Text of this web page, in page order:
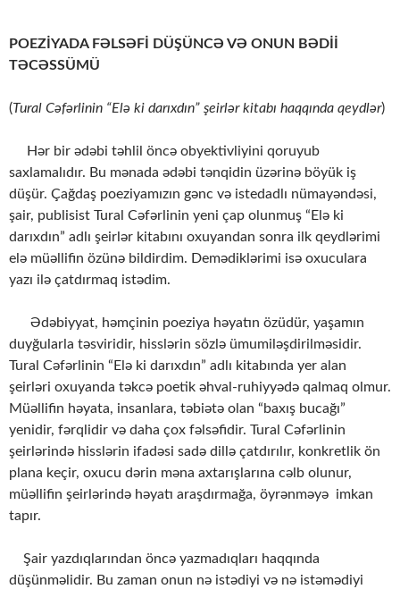
POEZİYADA FƏLSƏFİ DÜŞÜNCƏ VƏ ONUN BƏDİİ
TƏCƏSSÜMÜ
(Tural Cəfərlinin “Elə ki darıxdın” şeirlər kitabı haqqında qeydlər)
Hər bir ədəbi təhlil öncə obyektivliyini qoruyub
saxlamalıdır. Bu mənada ədəbi tənqidin üzərinə böyük iş
düşür. Çağdaş poeziyamızın gənc və istedadlı nümayəndəsi,
şair, publisist Tural Cəfərlinin yeni çap olunmuş “Elə ki
darıxdın” adlı şeirlər kitabını oxuyandan sonra ilk qeydlərimi
elə müəllifin özünə bildirdim. Demədiklərimi isə oxuculara
yazı ilə çatdırmaq istədim.
Ədəbiyyat, həmçinin poeziya həyatın özüdür, yaşamın
duyğularla təsviridir, hisslərin sözlə ümumiləşdirilməsidir.
Tural Cəfərlinin “Elə ki darıxdın” adlı kitabında yer alan
şeirləri oxuyanda təkcə poetik əhval-ruhiyyədə qalmaq olmur.
Müəllifin həyata, insanlara, təbiətə olan “baxış bucağı”
yenidir, fərqlidir və daha çox fəlsəfidir. Tural Cəfərlinin
şeirlərində hisslərin ifadəsi sadə dillə çatdırılır, konkretlik ön
plana keçir, oxucu dərin məna axtarışlarına cəlb olunur,
müəllifin şeirlərində həyatı araşdırmağa, öyrənməyə imkan
tapır.
Şair yazdıqlarından öncə yazmadıqları haqqında
düşünməlidir. Bu zaman onun nə istədiyi və nə istəmədiyi